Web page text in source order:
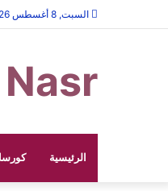
السبت, 8 أغسطس 2026
الرئيسية